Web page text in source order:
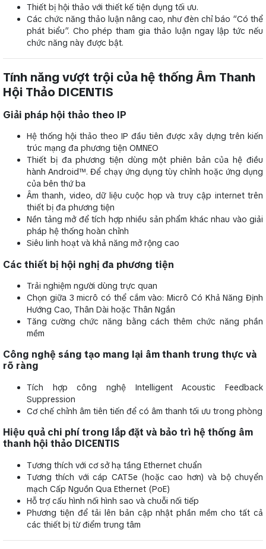
Thiết bị hội thảo với thiết kế tiện dụng tối ưu.
Các chức năng thảo luận nâng cao, như đèn chỉ báo “Có thể
phát biểu”. Cho phép tham gia thảo luận ngay lập tức nếu
chức năng này được bật.
Tính năng vượt trội của hệ thống Âm Thanh
Hội Thảo DICENTIS
Giải pháp hội thảo theo IP
Hệ thống hội thảo theo IP đầu tiên được xây dựng trên kiến
trúc mạng đa phương tiện OMNEO
Thiết bị đa phương tiện dùng một phiên bản của hệ điều
hành Android™. Để chạy ứng dụng tùy chỉnh hoặc ứng dụng
của bên thứ ba
Âm thanh, video, dữ liệu cuộc họp và truy cập internet trên
thiết bị đa phương tiện
Nền tảng mở để tích hợp nhiều sản phẩm khác nhau vào giải
pháp hệ thống hoàn chỉnh
Siêu linh hoạt và khả năng mở rộng cao
Các thiết bị hội nghị đa phương tiện
Trải nghiệm người dùng trực quan
Chọn giữa 3 micrô có thể cắm vào: Micrô Có Khả Năng Định
Hướng Cao, Thân Dài hoặc Thân Ngắn
Tăng cường chức năng bằng cách thêm chức năng phần
mềm
Công nghệ sáng tạo mang lại âm thanh trung thực và
rõ ràng
Tích hợp công nghệ Intelligent Acoustic Feedback
Suppression
Cơ chế chỉnh âm tiên tiến để có âm thanh tối ưu trong phòng
Hiệu quả chi phí trong lắp đặt và bảo trì hệ thống âm
thanh hội thảo DICENTIS
Tương thích với cơ sở hạ tầng Ethernet chuẩn
Tương thích với cáp CAT5e (hoặc cao hơn) và bộ chuyển
mạch Cấp Nguồn Qua Ethernet (PoE)
Hỗ trợ cấu hình nối hình sao và chuỗi nối tiếp
Phương tiện để tải lên bản cập nhật phần mềm cho tất cả
các thiết bị từ điểm trung tâm